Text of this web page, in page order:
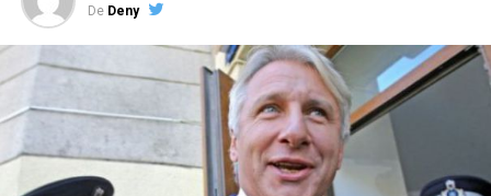
De Deny